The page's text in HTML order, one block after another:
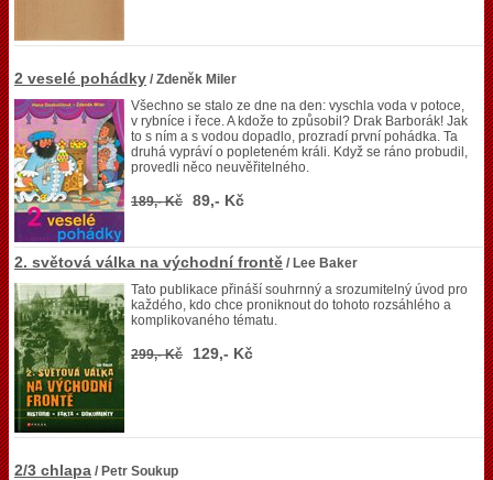
2 veselé pohádky / Zdeněk Miler
Všechno se stalo ze dne na den: vyschla voda v potoce,
v rybníce i řece. A kdože to způsobil? Drak Barborák! Jak
to s ním a s vodou dopadlo, prozradí první pohádka. Ta
druhá vypráví o popleteném králi. Když se ráno probudil,
provedli něco neuvěřitelného.
189,- Kč 89,- Kč
2. světová válka na východní frontě / Lee Baker
Tato publikace přináší souhrnný a srozumitelný úvod pro
každého, kdo chce proniknout do tohoto rozsáhlého a
komplikovaného tématu.
299,- Kč 129,- Kč
2/3 chlapa / Petr Soukup